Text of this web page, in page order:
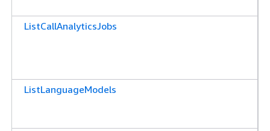
ListCallAnalyticsJobs
ListLanguageModels